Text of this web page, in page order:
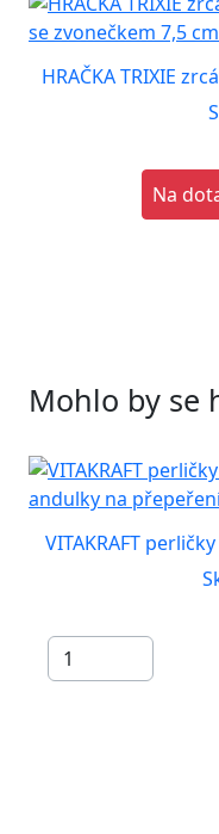
HRAČKA TRIXIE
Na
Mohlo by se
VITAKRAFT